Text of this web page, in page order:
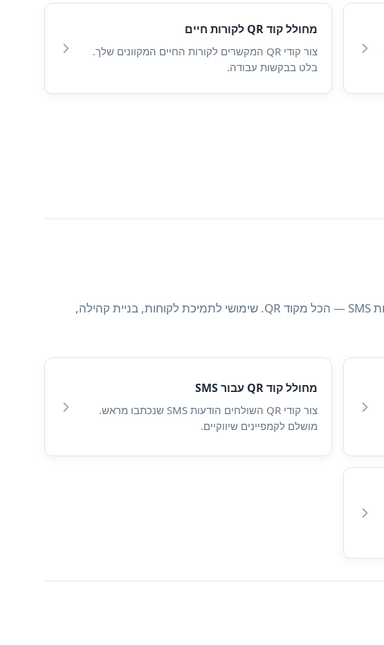
מחולל קוד QR לקורות חיים
צור קודי QR המקשרים לקורות החיים המקוונים שלך.
בלט בבקשות עבודה.
אפשר לאנשים להתחיל צ'אט בוואטסאפ, להצטרף לקבוצת טלגרם, להתחבר בדיסקורד, או ליצור איתך קשר באמצעות SMS — הכל מקוד QR. שימושי לתמיכת לקוחות, בניית קהילה,
מחולל קוד QR עבור SMS
צור קודי QR השולחים הודעות SMS שנכתבו מראש.
מושלם לקמפיינים שיווקיים.